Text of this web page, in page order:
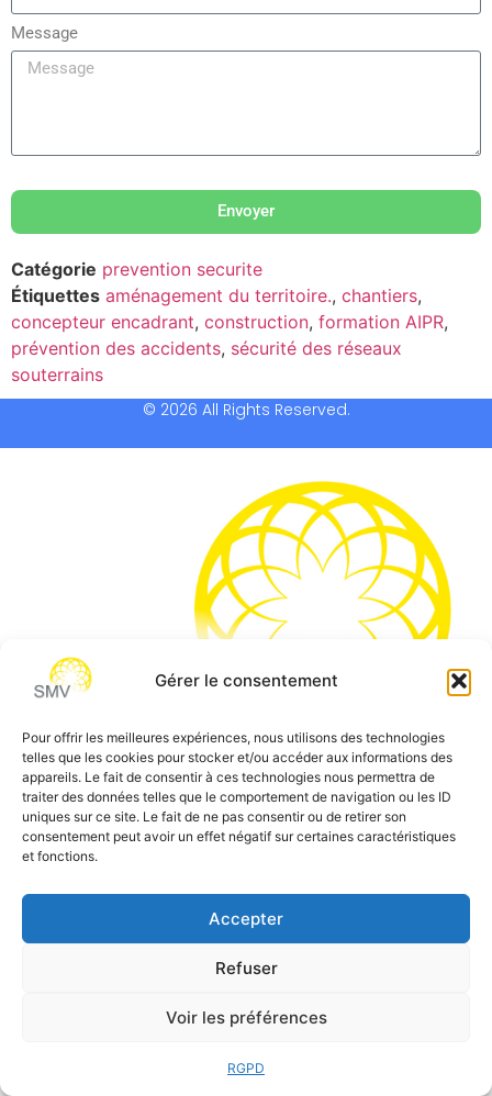
Gérer le consentement
Pour offrir les meilleures expériences, nous utilisons des technologies
telles que les cookies pour stocker et/ou accéder aux informations des
appareils. Le fait de consentir à ces technologies nous permettra de
traiter des données telles que le comportement de navigation ou les ID
uniques sur ce site. Le fait de ne pas consentir ou de retirer son
consentement peut avoir un effet négatif sur certaines caractéristiques
et fonctions.
Accepter
Refuser
Voir les préférences
RGPD
Message
Envoyer
Catégorie prevention securite
Étiquettes aménagement du territoire., chantiers,
concepteur encadrant, construction, formation AIPR,
prévention des accidents, sécurité des réseaux
souterrains
© 2026 All Rights Reserved.
SMV permet de vous aider à gagner du temps et vous
permettre de vous concentrer sur l’essentiel de votre
métier
Téléphone:0 805 69 64 75 / 02 37 34 04 04
contact@smvformation.fr
Création & Hébergement Web Cloud par